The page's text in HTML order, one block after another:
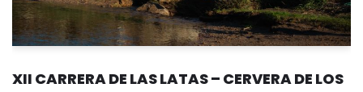
XII CARRERA DE LAS LATAS – CERVERA DE LOS